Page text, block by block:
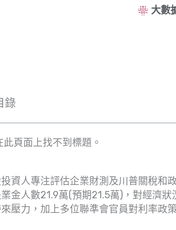
大數
錄
此頁面上找不到標題。
資人專注評估企業財測及川普關稅和
金人數21.9萬(預期21.5萬)，對經濟
壓力，加上多位聯準會官員對利率政